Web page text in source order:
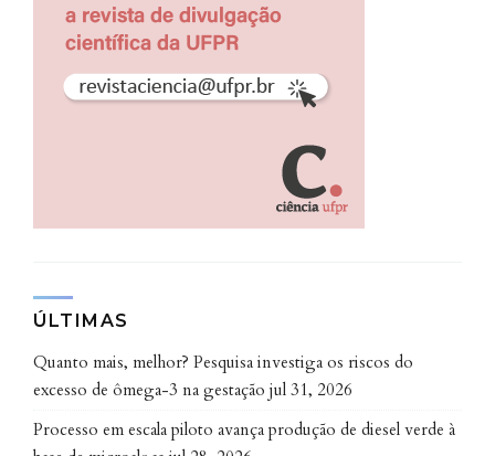
ÚLTIMAS
Quanto mais, melhor? Pesquisa investiga os riscos do
excesso de ômega-3 na gestação jul 31, 2026
Processo em escala piloto avança produção de diesel verde à